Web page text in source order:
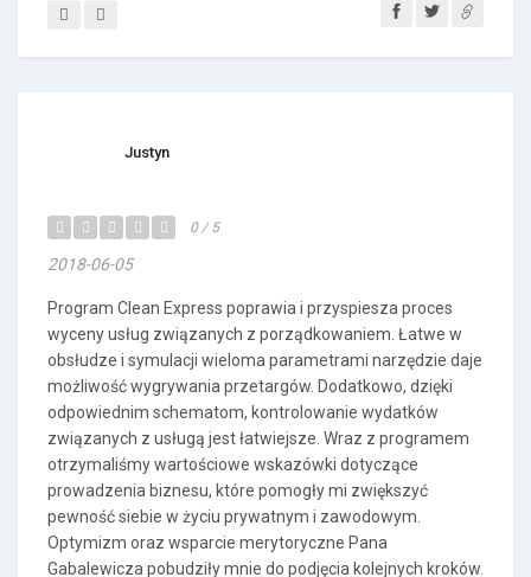
Justyn
0 / 5
2018-06-05
Program Clean Express poprawia i przyspiesza proces
wyceny usług związanych z porządkowaniem. Łatwe w
obsłudze i symulacji wieloma parametrami narzędzie daje
możliwość wygrywania przetargów. Dodatkowo, dzięki
odpowiednim schematom, kontrolowanie wydatków
związanych z usługą jest łatwiejsze. Wraz z programem
otrzymaliśmy wartościowe wskazówki dotyczące
prowadzenia biznesu, które pomogły mi zwiększyć
pewność siebie w życiu prywatnym i zawodowym.
Optymizm oraz wsparcie merytoryczne Pana
Gabalewicza pobudziły mnie do podjęcia kolejnych kroków.